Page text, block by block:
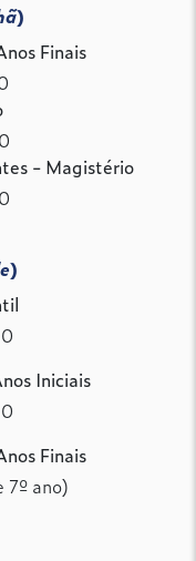
)
Finais
- Magistério
)
Iniciais
Finais
7º ano)